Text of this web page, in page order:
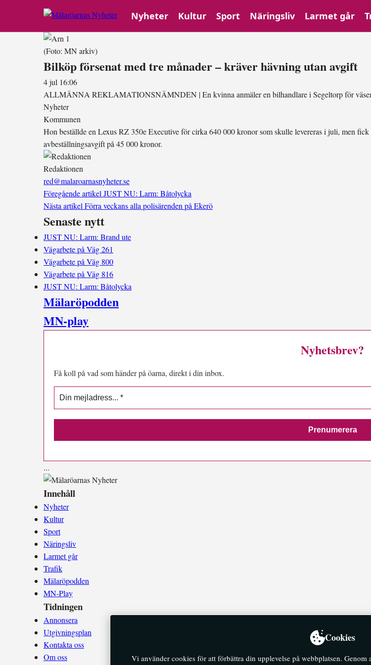
Nyheter Kultur Sport Näringsliv Larmet går
(Foto: MN arkiv)
Bilköp försenat med tre månader – kräver hävning utan avgift
4 jul 16:06
ALLMÄNNA REKLAMATIONSNÄMNDEN |En kvinna anmäler en bilhandlare i Segeltorp för
Nyheter
Kommunen
Hon beställde en Lexus RZ 350e Executive för cirka 640 000 kronor som skulle levereras i juli, men
avbeställningsavgift på 45 000 kronor.
Redaktionen
red@malaroarnasnyheter.se
Föregående artikel JUST NU: Larm: Båtolycka
Nästa artikel Förra veckans alla polisärenden på Ekerö
Senaste nytt
JUST NU: Larm: Brand ute
Vägarbete på Väg 261
Vägarbete på Väg 800
Vägarbete på Väg 816
JUST NU: Larm: Båtolycka
Mälaröpodden
MN-play
Nyhetsbrev?
Få koll på vad som händer på öarna, direkt i din inbox.
...
Innehåll
Nyheter
Kultur
Sport
Näringsliv
Larmet går
Trafik
Mälaröpodden
MN-Play
Tidningen
Annonsera
Utgivningsplan
Kontakta oss
Om oss
Cookies
Vi använder cookies för att förbättra din upplevelse på webbplatsen.